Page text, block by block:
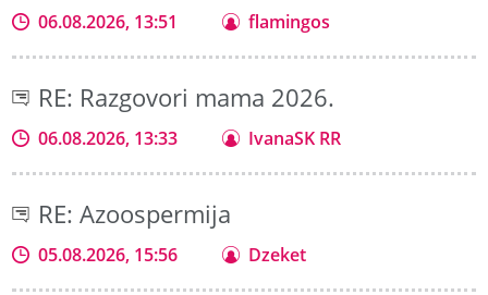
06.08.2026, 13:51 flamingos
RE: Razgovori mama 2026.
06.08.2026, 13:33 IvanaSK RR
RE: Azoospermija
05.08.2026, 15:56 Dzeket